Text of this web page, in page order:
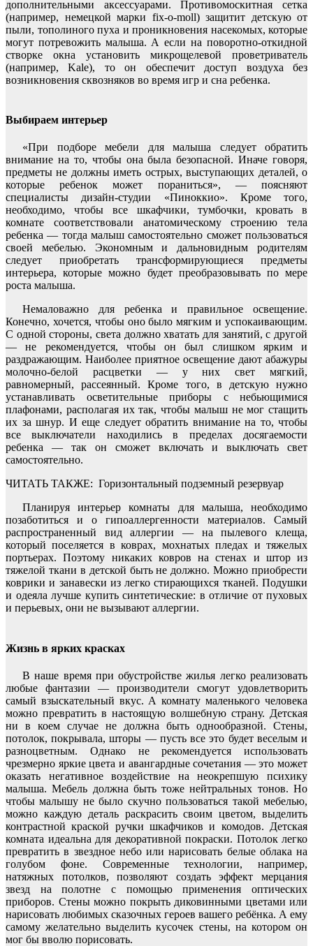
дополнительными аксессуарами. Противомоскитная сетка
(например, немецкой марки fix-o-moll) защитит детскую от
пыли, тополиного пуха и проникновения насекомых, которые
могут потревожить малыша. А если на поворотно-откидной
створке окна установить микрощелевой проветриватель
(например, Kale), то он обеспечит доступ воздуха без
возникновения сквозняков во время игр и сна ребенка.
Выбираем интерьер
«При подборе мебели для малыша следует обратить
внимание на то, чтобы она была безопасной. Иначе говоря,
предметы не должны иметь острых, выступающих деталей, о
которые ребенок может пораниться», — поясняют
специалисты дизайн-студии «Пиноккио». Кроме того,
необходимо, чтобы все шкафчики, тумбочки, кровать в
комнате соответствовали анатомическому строению тела
ребенка — тогда малыш самостоятельно сможет пользоваться
своей мебелью. Экономным и дальновидным родителям
следует приобретать трансформирующиеся предметы
интерьера, которые можно будет преобразовывать по мере
роста малыша.
Немаловажно для ребенка и правильное освещение.
Конечно, хочется, чтобы оно было мягким и успокаивающим.
С одной стороны, света должно хватать для занятий, с другой
— не рекомендуется, чтобы он был слишком ярким и
раздражающим. Наиболее приятное освещение дают абажуры
молочно-белой расцветки — у них свет мягкий,
равномерный, рассеянный. Кроме того, в детскую нужно
устанавливать осветительные приборы с небьющимися
плафонами, располагая их так, чтобы малыш не мог стащить
их за шнур. И еще следует обратить внимание на то, чтобы
все выключатели находились в пределах досягаемости
ребенка — так он сможет включать и выключать свет
самостоятельно.
ЧИТАТЬ ТАКЖЕ: Горизонтальный подземный резервуар
Планируя интерьер комнаты для малыша, необходимо
позаботиться и о гипоаллергенности материалов. Самый
распространенный вид аллергии — на пылевого клеща,
который поселяется в коврах, мохнатых пледах и тяжелых
портьерах. Поэтому никаких ковров на стенах и штор из
тяжелой ткани в детской быть не должно. Можно приобрести
коврики и занавески из легко стирающихся тканей. Подушки
и одеяла лучше купить синтетические: в отличие от пуховых
и перьевых, они не вызывают аллергии.
Жизнь в ярких красках
В наше время при обустройстве жилья легко реализовать
любые фантазии — производители смогут удовлетворить
самый взыскательный вкус. А комнату маленького человека
можно превратить в настоящую волшебную страну. Детская
ни в коем случае не должна быть однообразной. Стены,
потолок, покрывала, шторы — пусть все это будет веселым и
разноцветным. Однако не рекомендуется использовать
чрезмерно яркие цвета и авангардные сочетания — это может
оказать негативное воздействие на неокрепшую психику
малыша. Мебель должна быть тоже нейтральных тонов. Но
чтобы малышу не было скучно пользоваться такой мебелью,
можно каждую деталь раскрасить своим цветом, выделить
контрастной краской ручки шкафчиков и комодов. Детская
комната идеальна для декоративной покраски. Потолок легко
превратить в звездное небо или нарисовать белые облака на
голубом фоне. Современные технологии, например,
натяжных потолков, позволяют создать эффект мерцания
звезд на полотне с помощью применения оптических
приборов. Стены можно покрыть диковинными цветами или
нарисовать любимых сказочных героев вашего ребёнка. А ему
самому желательно выделить кусочек стены, на котором он
мог бы вволю порисовать.